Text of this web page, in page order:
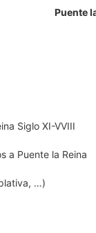
Puente
Siglo XI-VVIII
a Puente la Reina
…)